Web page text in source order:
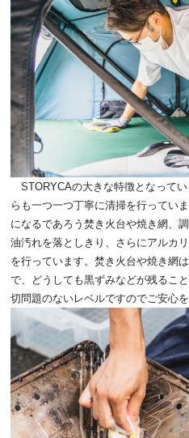
STORYCAの大きな特徴となって
らも一つ一つ丁寧に清掃を行ってい
になるであろう焚き火台や焼き網、
油汚れを落としきり、さらにアルカ
を行っています。焚き火台や焼き網
で、どうしても黒ずみなどが残るこ
切問題のないレベルですのでご安心を